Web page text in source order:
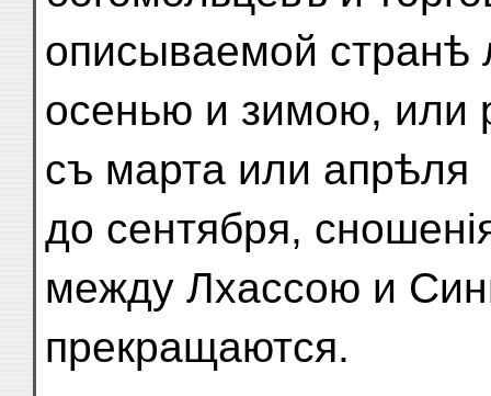
описываемой странѣ
осенью и зимою, или
съ марта или апрѣля
до сентября,
между Лхассою и
прекращаются.